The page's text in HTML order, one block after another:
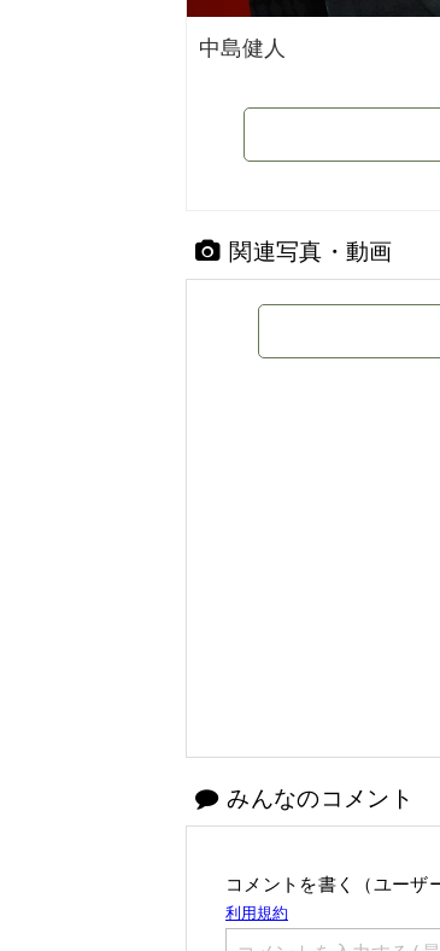
中島健人
関連写真・動画
みんなのコメント
コメントを書く（ユーザ